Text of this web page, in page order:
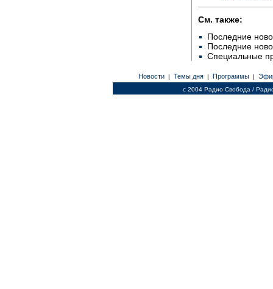
См. также:
Последние
Последние
Специальные
Новости | Темы дня | Программы |
c 2004 Радио Свобода /